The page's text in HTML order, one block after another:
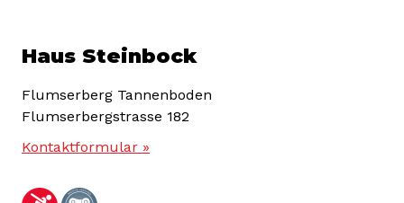
Haus Steinbock
Flumserberg Tannenboden
Flumserbergstrasse 182
Kontaktformular »